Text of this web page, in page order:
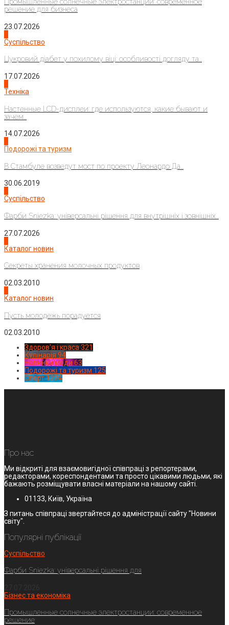
Промышленные солнечные электростанции: современное
решение для бизнеса
23.07.2026
Суспільство
Цукровий діабет у похилому віці: особливості догляду та...
17.07.2026
Техніка
Настенные LCD-дисплеи: где используются, какие бывают и
зачем...
14.07.2026
Подорожі та туризм
В Стамбуле возведут мост по проекту Леонардо Да...
30.06.2019
Суспільство
Фарби Sniezka: універсальні рішення для внутрішніх і зовнішніх...
27.07.2026
Каталог новин
Секреты хранения молочных продуктов
02.03.2010
Каталог новин
Пусть молодежь порадуется
02.03.2010
Здоров'я і краса 321
Кулінарія 94
Новинки моди 63
Подорожі та туризм 125
Спорт1224
Про нас
Ми відкриті для взаємовигідної співпраці з репортерами,
редакторами, кореспондентами та просто цікавими людьми, які
бажають розміщувати власні матеріали на нашому сайті.
01133, Київ, Україна
З питань співпраці звертайтеся до адміністрації сайту "Новини
світу".
Популярні публікації
Суспільство
Фарби Sniezka: універсальні рішення для
Бізнес та економіка
Промышленные солнечные электростанции: современное
решение